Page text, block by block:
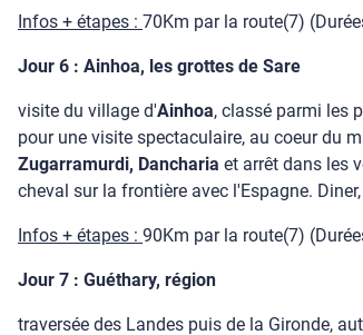
Infos + étapes : 70Km par la route(7)
Jour 6 : Ainhoa, les grottes de Sare
visite du village d'Ainhoa, classé parmi les
pour une visite spectaculaire, au coeur du
Zugarramurdi, Dancharia et arrêt dans les
cheval sur la frontière avec l'Espagne.
Infos + étapes : 90Km par la route(7)
Jour 7 : Guéthary, région
traversée des Landes puis de la Gironde,